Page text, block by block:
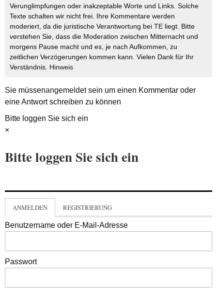
Verunglimpfungen oder inakzeptable Worte und Links. Solche
Texte schalten wir nicht frei. Ihre Kommentare werden
moderiert, da die juristische Verantwortung bei TE liegt. Bitte
verstehen Sie, dass die Moderation zwischen Mitternacht und
morgens Pause macht und es, je nach Aufkommen, zu
zeitlichen Verzögerungen kommen kann. Vielen Dank für Ihr
Verständnis. Hinweis
Sie müssenangemeldetsein um einen Kommentar oder
eine Antwort schreiben zu können
Bitte loggen Sie sich ein
×
Bitte loggen Sie sich ein
ANMELDEN REGISTRIERUNG
Benutzername oder E-Mail-Adresse
Passwort